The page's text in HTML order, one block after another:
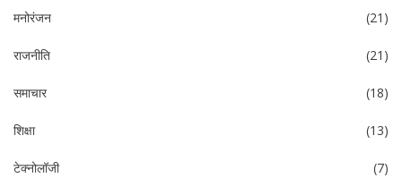
मनोरंजन (21)
राजनीति (21)
समाचार (18)
शिक्षा (13)
टेक्नोलॉजी (7)